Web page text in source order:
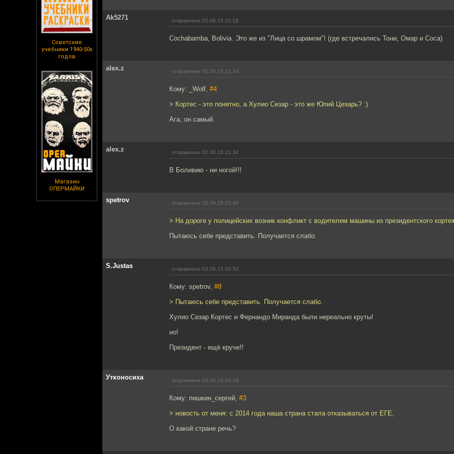
Советские
учебники 1940-50х
годов
Магазин
ОПЕРМАЙКИ
Ak5271 отправлено 02.06.15 21:18
Cochabamba, Bolivia. Это же из "Лица со шрамом"! (где встречались Тони, Омар и Соса)
alex.z отправлено 02.06.15 21:34
Кому: _Wolf, #4
> Кортес - это понятно, а Хулио Сезар - это же Юлий Цезарь? :)
Ага, он самый.
alex.z отправлено 02.06.15 21:34
В Боливию - ни ногой!!!
spetrov отправлено 02.06.15 23:40
> На дороге у полицейских возник конфликт с водителем машины из президентского
Пытаюсь себе представить. Получается слабо.
S.Justas отправлено 03.06.15 00:52
Кому: spetrov, #8
> Пытаюсь себе представить. Получается слабо.
Хулио Сезар Кортес и Фернандо Миранда были нереально круты!
но!
Президент - ещё круче!!
Утконосиха отправлено 03.06.15 03:18
Кому: пишкин_сергей, #3
> новость от меня: с 2014 года наша страна стала отказываться от ЕГЕ,
О какой стране речь?